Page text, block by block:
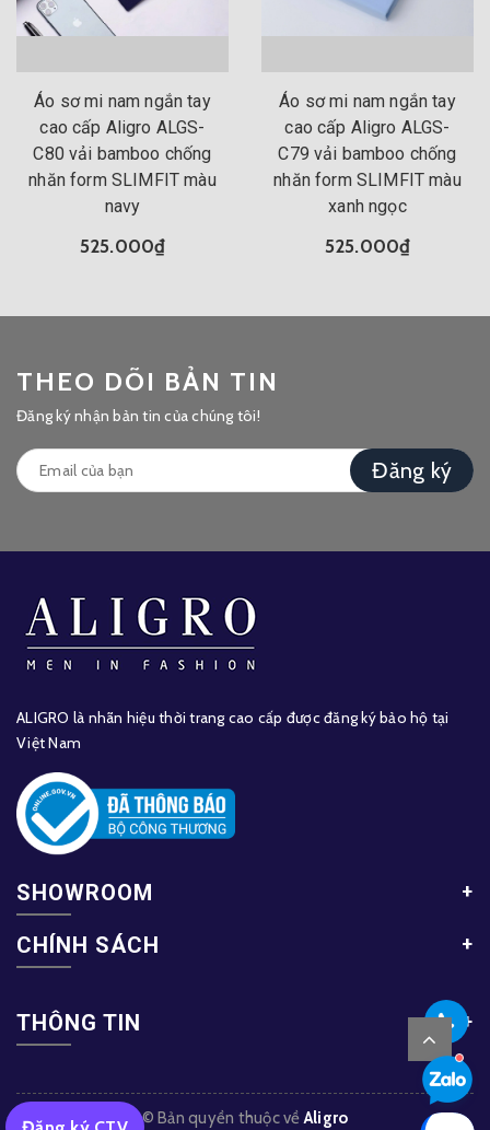
Áo sơ mi nam ngắn tay
cao cấp Aligro ALGS-
C80 vải bamboo chống
nhăn form SLIMFIT màu
navy
525.000₫
Áo sơ mi nam ngắn tay
cao cấp Aligro ALGS-
C79 vải bamboo chống
nhăn form SLIMFIT màu
xanh ngọc
525.000₫
THEO DÕI BẢN TIN
Đăng ký nhận bản tin của chúng tôi!
Đăng ký
ALIGRO là nhãn hiệu thời trang cao cấp được đăng ký bảo hộ tại
Việt Nam
SHOWROOM
CHÍNH SÁCH
THÔNG TIN
© Bản quyền thuộc vềAligro